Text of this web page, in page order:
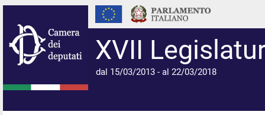
XVII
dal 15/03/2013 - al 22/03/2018